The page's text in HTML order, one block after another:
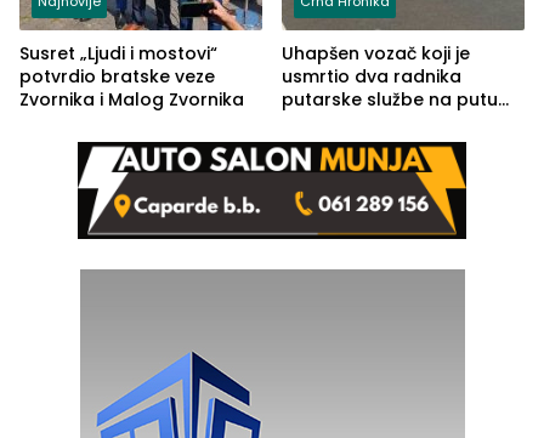
Susret „Ljudi i mostovi“
potvrdio bratske veze
Zvornika i Malog Zvornika
Uhapšen vozač koji je
usmrtio dva radnika
putarske službe na putu
(FOTO)